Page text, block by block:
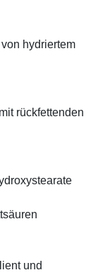
hydriertem
rückfettenden
und